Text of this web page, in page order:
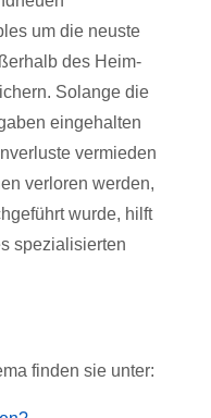
um die neuste
des Heim-
Solange die
eingehalten
vermieden
verloren werden,
wurde, hilft
spezialisierten
finden sie unter: